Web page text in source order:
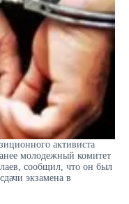
активиста
молодежный комитет
сообщил, что он был
экзамена в